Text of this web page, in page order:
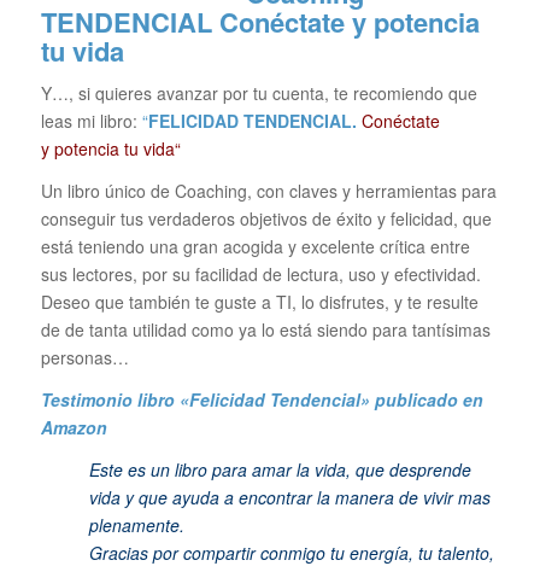
TENDENCIAL Conéctate y potencia
tu vida
Y…, si quieres avanzar por tu cuenta, te recomiendo que
leas mi libro: “FELICIDAD TENDENCIAL. Conéctate
y potencia tu vida“
Un libro único de Coaching, con claves y herramientas para
conseguir tus verdaderos objetivos de éxito y felicidad, que
está teniendo una gran acogida y excelente crítica entre
sus lectores, por su facilidad de lectura, uso y efectividad.
Deseo que también te guste a TI, lo disfrutes, y te resulte
de de tanta utilidad como ya lo está siendo para tantísimas
personas…
Testimonio libro «Felicidad Tendencial» publicado en
Amazon
Este es un libro para amar la vida, que desprende
vida y que ayuda a encontrar la manera de vivir mas
plenamente.
Gracias por compartir conmigo tu energía, tu talento,